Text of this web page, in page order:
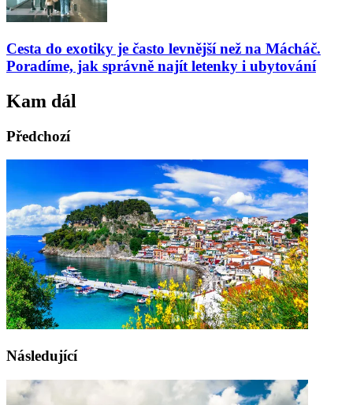
Cesta do exotiky je často levnější než na Mácháč.
Poradíme, jak správně najít letenky i ubytování
Kam dál
Předchozí
Následující